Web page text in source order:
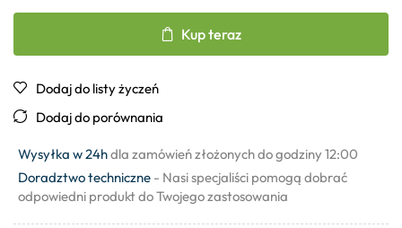
Kup teraz
Dodaj do listy życzeń
Dodaj do porównania
Wysyłka w 24hdla zamówień złożonych do godziny 12:00
Doradztwo techniczne - Nasi specjaliści pomogą dobrać
odpowiedni produkt do Twojego zastosowania